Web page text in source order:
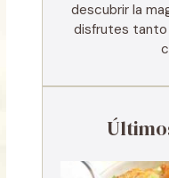
descubrir la
disfrutes